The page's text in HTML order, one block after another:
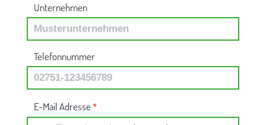
Unternehmen
Telefonnummer
E-Mail Adresse*